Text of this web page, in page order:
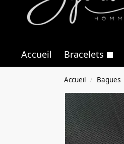
Accueil Bracelets
Accueil / Bagues